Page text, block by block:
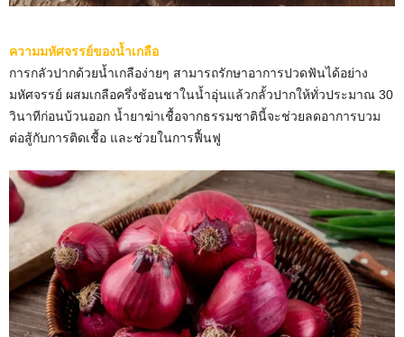
ความมหัศจรรย์ของน้ำเกลือ
การกลัวปากด้วยน้ำเกลือง่ายๆ สามารถรักษาอาการปวดฟันได้อย่าง
มหัศจรรย์ ผสมเกลือครึ่งช้อนชาในน้ำอุ่นแล้วกลั้วปากให้ทั่วประมาณ 30
วินาทีก่อนบ้วนออก น้ำยาฆ่าเชื้อจากธรรมชาตินี้จะช่วยลดอาการบวม
ต่อสู้กับการติดเชื้อ และช่วยในการฟื้นฟู